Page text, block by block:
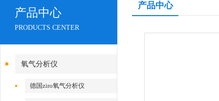
产品中心
PRODUCTS CENTER
氧气分析仪
德国ziro氧气分析仪
产品中心